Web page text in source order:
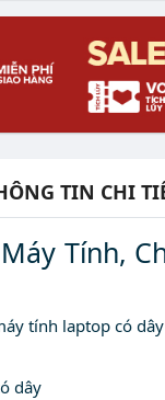
TIN CHI
Tính,
tính laptop có
dây